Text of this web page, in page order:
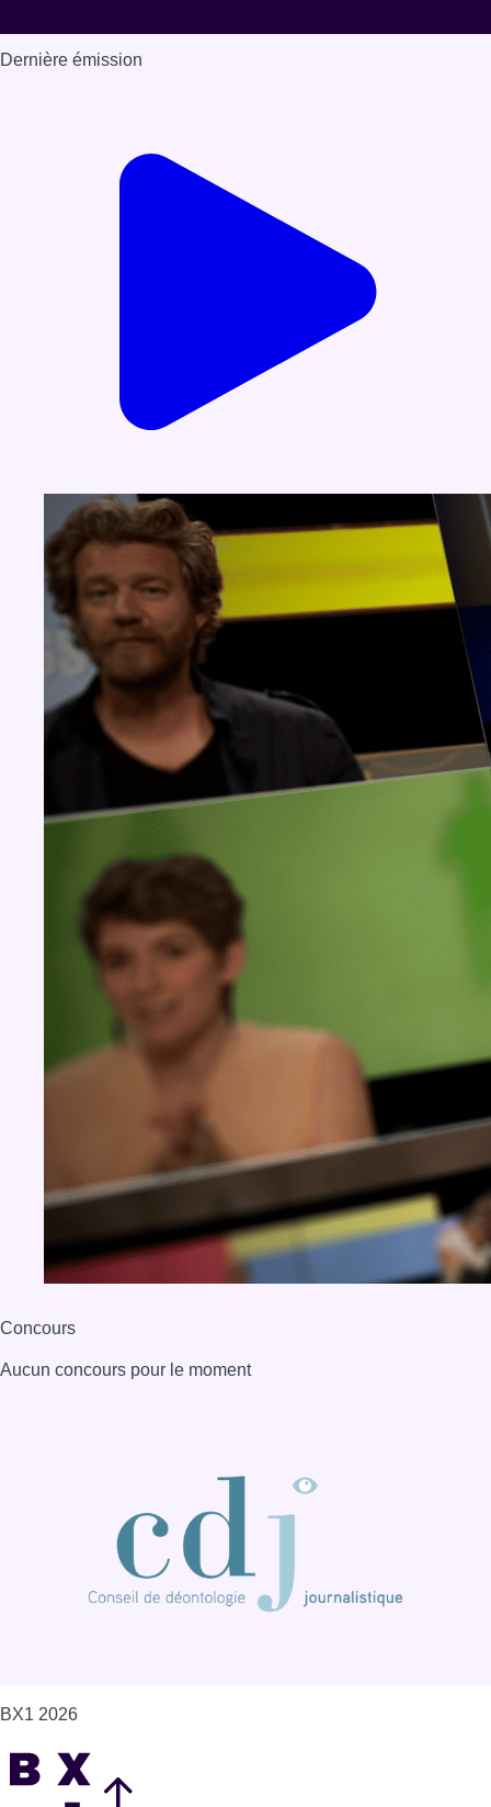
Dernière émission
Concours
Aucun concours pour le moment
BX1 2026